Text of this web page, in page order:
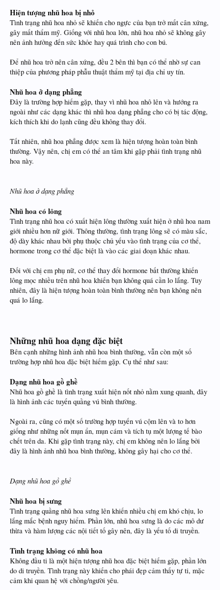
Hiện tượng nhũ hoa bị nhỏ
Tình trạng nhũ hoa nhỏ sẽ khiến cho ngực của bạn trở mất cân xứng,
gây mất thẩm mỹ. Giống với nhũ hoa lớn, nhũ hoa nhỏ sẽ không gây
nên ảnh hưởng đến sức khỏe hay quá trình cho con bú.
Để nhũ hoa trở nên cân xứng, đều 2 bên thì bạn có thể nhờ sự can
thiệp của phương pháp phẫu thuật thẩm mỹ tại địa chỉ uy tín.
Nhũ hoa ở dạng phẳng
Đây là trường hợp hiếm gặp, thay vì nhũ hoa nhô lên và hướng ra
ngoài như các dạng khác thì nhũ hoa dạng phẳng cho có bị tác động,
kích thích khi do lạnh cũng đều không thay đổi.
Tất nhiên, nhũ hoa phẳng được xem là hiện tượng hoàn toàn bình
thường. Vậy nên, chị em có thể an tâm khi gặp phải tình trạng nhũ
hoa này.
Nhũ hoa ở dạng phẳng
Nhũ hoa có lông
Tình trạng nhũ hoa có xuất hiện lông thường xuất hiện ở nhũ hoa nam
giới nhiều hơn nữ giới. Thông thường, tình trạng lông sẽ có màu sắc,
độ dày khác nhau bởi phụ thuộc chủ yếu vào tình trạng của cơ thể,
hormone trong cơ thể đặc biệt là vào các giai đoạn khác nhau.
Đối với chị em phụ nữ, cơ thể thay đổi hormone bất thường khiến
lông mọc nhiều trên nhũ hoa khiến bạn không quá cần lo lắng. Tuy
nhiên, đây là hiện tượng hoàn toàn bình thường nên bạn không nên
quá lo lắng.
Những nhũ hoa dạng đặc biệt
Bên cạnh những hình ảnh nhũ hoa bình thường, vẫn còn một số
trường hợp nhũ hoa đặc biệt hiếm gặp. Cụ thể như sau:
Dạng nhũ hoa gồ ghề
Nhũ hoa gồ ghề là tình trạng xuất hiện nốt nhỏ nằm xung quanh, đây
là hình ảnh các tuyến quầng vú bình thường.
Ngoài ra, cũng có một số trường hợp tuyến vú cộm lên và to hơn
giống như những nốt mụn ẩn, mụn cám và tích tụ một lượng tế bào
chết trên da. Khi gặp tình trạng này, chị em không nên lo lắng bởi
đây là hình ảnh nhũ hoa bình thường, không gây hại cho cơ thể.
Dạng nhũ hoa gồ ghề
Nhũ hoa bị sưng
Tình trạng quầng nhũ hoa sưng lên khiến nhiều chị em khó chịu, lo
lắng mắc bệnh nguy hiểm. Phần lớn, nhũ hoa sưng là do các mô dư
thừa và hàm lượng các nội tiết tố gây nên, đây là yếu tố di truyền.
Tình trạng không có nhũ hoa
Không đầu ti là một hiện tượng nhũ hoa đặc biệt hiếm gặp, phần lớn
do di truyền. Tình trạng này khiến cho phái đẹp cảm thấy tự ti, mặc
cảm khi quan hệ với chồng/người yêu.